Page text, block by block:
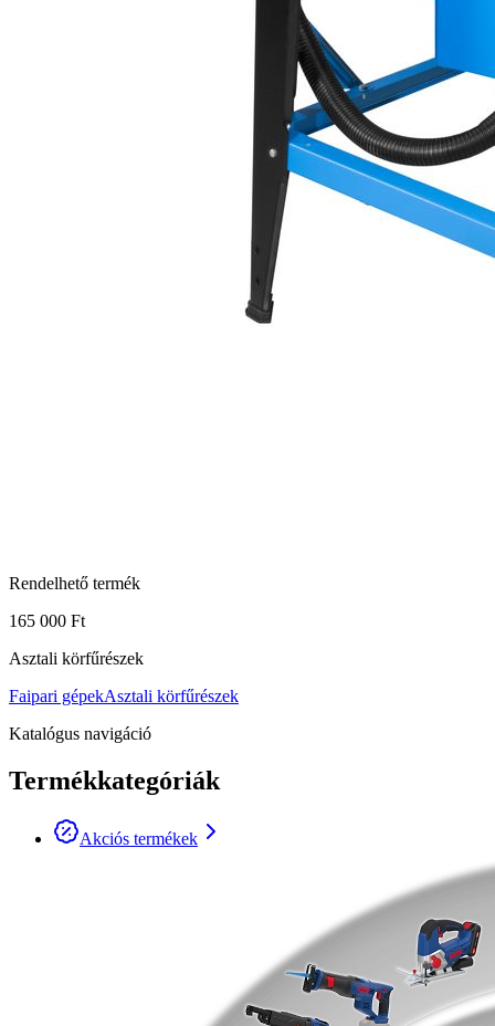
Rendelhető termék
165 000 Ft
Asztali körfűrészek
Faipari gépekAsztali körfűrészek
Katalógus navigáció
Termékkategóriák
Akciós termékek